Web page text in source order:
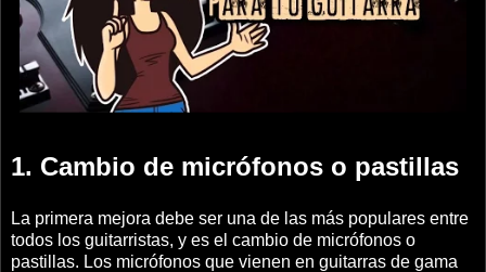
1. Cambio de micrófonos o pastillas
La primera mejora debe ser una de las más populares entre
todos los guitarristas, y es el cambio de micrófonos o
pastillas. Los micrófonos que vienen en guitarras de gama